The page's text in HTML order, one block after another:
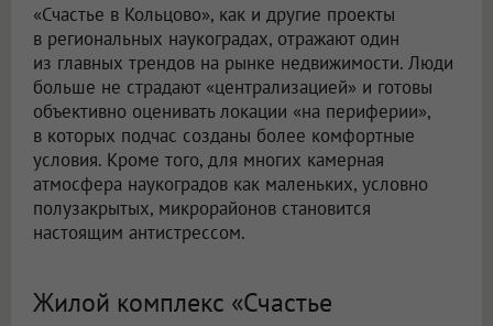
«Счастье в Кольцово», как и другие проекты
в региональных наукоградах, отражают один
из главных трендов на рынке недвижимости. Люди
больше не страдают «централизацией» и готовы
объективно оценивать локации «на периферии»,
в которых подчас созданы более комфортные
условия. Кроме того, для многих камерная
атмосфера наукоградов как маленьких, условно
полузакрытых, микрорайонов становится
настоящим антистрессом.
Жилой комплекс «Счастье